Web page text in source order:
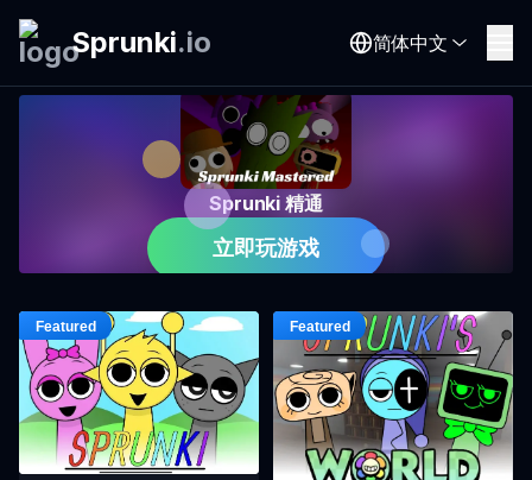
Sprunki.io 简体中文
Sprunki 精通
立即玩游戏